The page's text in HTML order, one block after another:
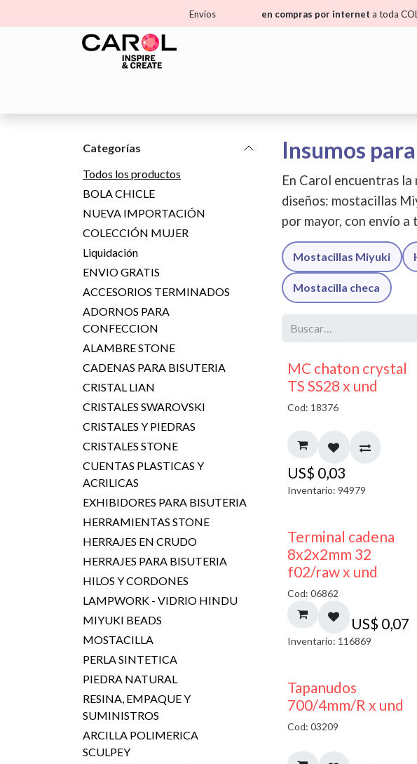
Envíos en compras por internet a toda
Categorías
Todos los productos
BOLA CHICLE
NUEVA IMPORTACIÓN
COLECCIÓN MUJER
Liquidación
ENVIO GRATIS
ACCESORIOS TERMINADOS
ADORNOS PARA
CONFECCION
ALAMBRE STONE
CADENAS PARA BISUTERIA
CRISTAL LIAN
CRISTALES SWAROVSKI
CRISTALES Y PIEDRAS
CRISTALES STONE
CUENTAS PLASTICAS Y
ACRILICAS
EXHIBIDORES PARA BISUTERIA
HERRAMIENTAS STONE
HERRAJES EN CRUDO
HERRAJES PARA BISUTERIA
HILOS Y CORDONES
LAMPWORK - VIDRIO HINDU
MIYUKI BEADS
MOSTACILLA
PERLA SINTETICA
PIEDRA NATURAL
RESINA, EMPAQUE Y
SUMINISTROS
ARCILLA POLIMERICA
SCULPEY
Insumos
En Carol encuentras
diseños: mostacillas
por mayor, con envío
Mostacillas Miyuki
Mostacilla checa
MC chaton crystal
TS SS28 x und
Cod: 18376
US$ 0,03
Inventario: 94979
Terminal cadena
8x2x2mm 32
f02/raw x und
Cod: 06862
US$ 0,07
Inventario: 116869
Tapanudos
700/4mm/R x und
Cod: 03209